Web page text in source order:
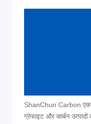
ShanChun Carbon एक
ग्रेफाइट और कार्बन उत्पादों